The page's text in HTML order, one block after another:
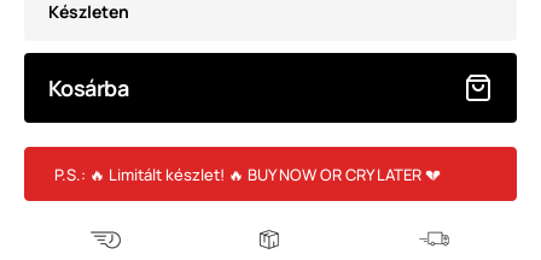
Készleten
Kosárba
P.S.: 🔥 Limitált készlet! 🔥 BUY NOW OR CRY LATER 💔